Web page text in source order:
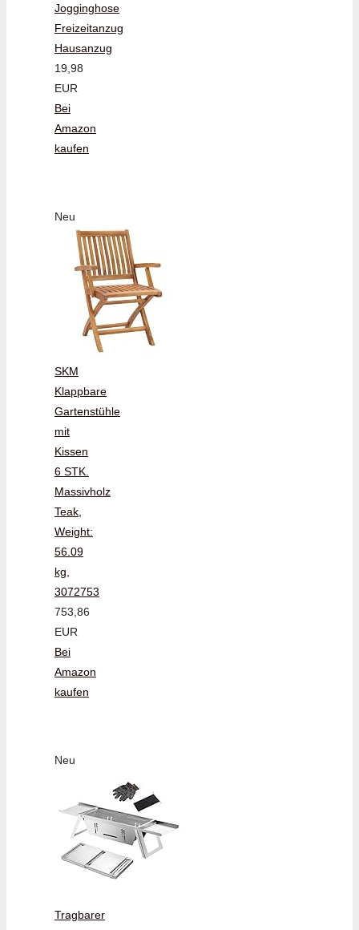
Jogginghose
Freizeitanzug
Hausanzug
19,98
EUR
Bei
Amazon
kaufen
Neu
SKM
Klappbare
Gartenstühle
mit
Kissen
6 STK.
Massivholz
Teak,
Weight:
56.09
kg,
3072753
753,86
EUR
Bei
Amazon
kaufen
Neu
Tragbarer